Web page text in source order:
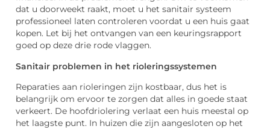
dat u doorweekt raakt, moet u het sanitair systeem
professioneel laten controleren voordat u een huis gaat
kopen. Let bij het ontvangen van een keuringsrapport
goed op deze drie rode vlaggen.
Sanitair problemen in het rioleringssystemen
Reparaties aan rioleringen zijn kostbaar, dus het is
belangrijk om ervoor te zorgen dat alles in goede staat
verkeert. De hoofdriolering verlaat een huis meestal op
het laagste punt. In huizen die zijn aangesloten op het